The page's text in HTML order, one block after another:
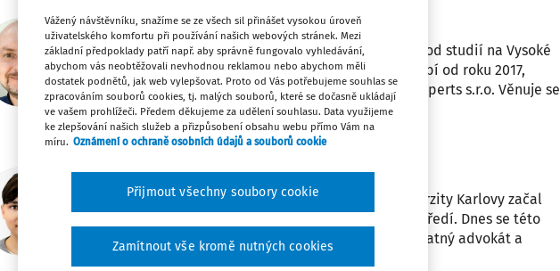
Michal Kadlec
Michal Kadlec se daněmi a účetnictvím živí i baví již od studií na Vysoké
škole ekonomické v Praze, jako daňový poradce působí od roku 2017,
později založil účetní a daňovou kancelář MIDATAX Experts s.r.o. Věnuje se
i psaní odborných článků nebo přednášení ...
Publikováno: 6 dokumentů
Jakub Kanický
Jakub se už během studia na Právnické fakultě Univerzity Karlovy začal
zaměřovat na právo v oblasti ochrany životního prostředí. Dnes se této
problematice věnuje ve své vlastní praxi jako samostatný advokát a
zároveň působí jako vysokoškolský učitel ...
Vážený návštěvníku, snažíme se ze všech sil přinášet vysokou úroveň
uživatelského komfortu při používání našich webových stránek. Mezi
základní předpoklady patří např. aby správně fungovalo vyhledávání,
abychom vás neobtěžovali nevhodnou reklamou nebo abychom měli
dostatek podnětů, jak web vylepšovat. Proto od Vás potřebujeme souhlas se
zpracováním souborů cookies, tj. malých souborů, které se dočasně ukládají
ve vašem prohlížeči. Předem děkujeme za udělení souhlasu. Data využijeme
ke zlepšování našich služeb a přizpůsobení obsahu webu přímo Vám na
míru. Oznámení o ochraně osobních údajů a souborů cookie
Zamítnout vše kromě nutných cookies
Přijmout všechny soubory cookie